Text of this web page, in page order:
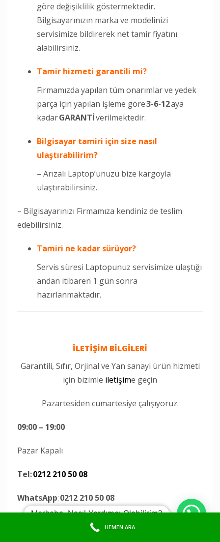
göre değişiklilik göstermektedir.
Bilgisayarınızın marka ve modelinizi
servisimize bildirerek net tamir fiyatını
alabilirsiniz.
Tamir hizmeti garantili mi?
Firmamızda yapılan tüm onarımlar ve yedek
parça için yapılan işleme göre3-6-12aya
kadarGARANTİverilmektedir.
Bilgisayar tamiri için size nasıl
ulaştırabilirim?
– Arızalı Laptop’unuzu bize kargoyla
ulaştırabilirsiniz.
– Bilgisayarınızı Firmamıza kendiniz de teslim
edebilirsiniz.
Tamiri ne kadar sürüyor?
Servis süresi Laptopunuz servisimize ulaştığı
andan itibaren 1 gün sonra
hazırlanmaktadır.
İLETİŞİM BİLGİLERİ
Garantili, Sıfır, Orjinal ve Yan sanayi ürün hizmeti
için bizimle iletişime geçin
Pazartesiden cumartesiye çalışıyoruz.
09:00 – 19:00
Pazar Kapalı
Tel:0212 210 50 08
WhatsApp:0212 210 50 08
destek@papelbilisim.com
Merhaba, Nasıl Yardımcı Olabilirim?
HEMEN ARA